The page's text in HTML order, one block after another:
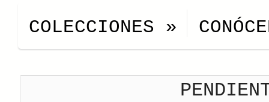
COLECCIONES »